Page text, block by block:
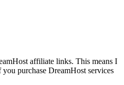
affiliate links. This means I
purchase DreamHost services